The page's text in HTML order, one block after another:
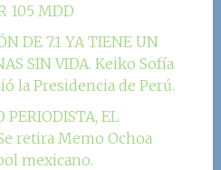
105 MDD
DE 7.1 YA TIENE UN
SIN VIDA. Keiko Sofía
la Presidencia de Perú.
PERIODISTA, EL
retira Memo Ochoa
mexicano.